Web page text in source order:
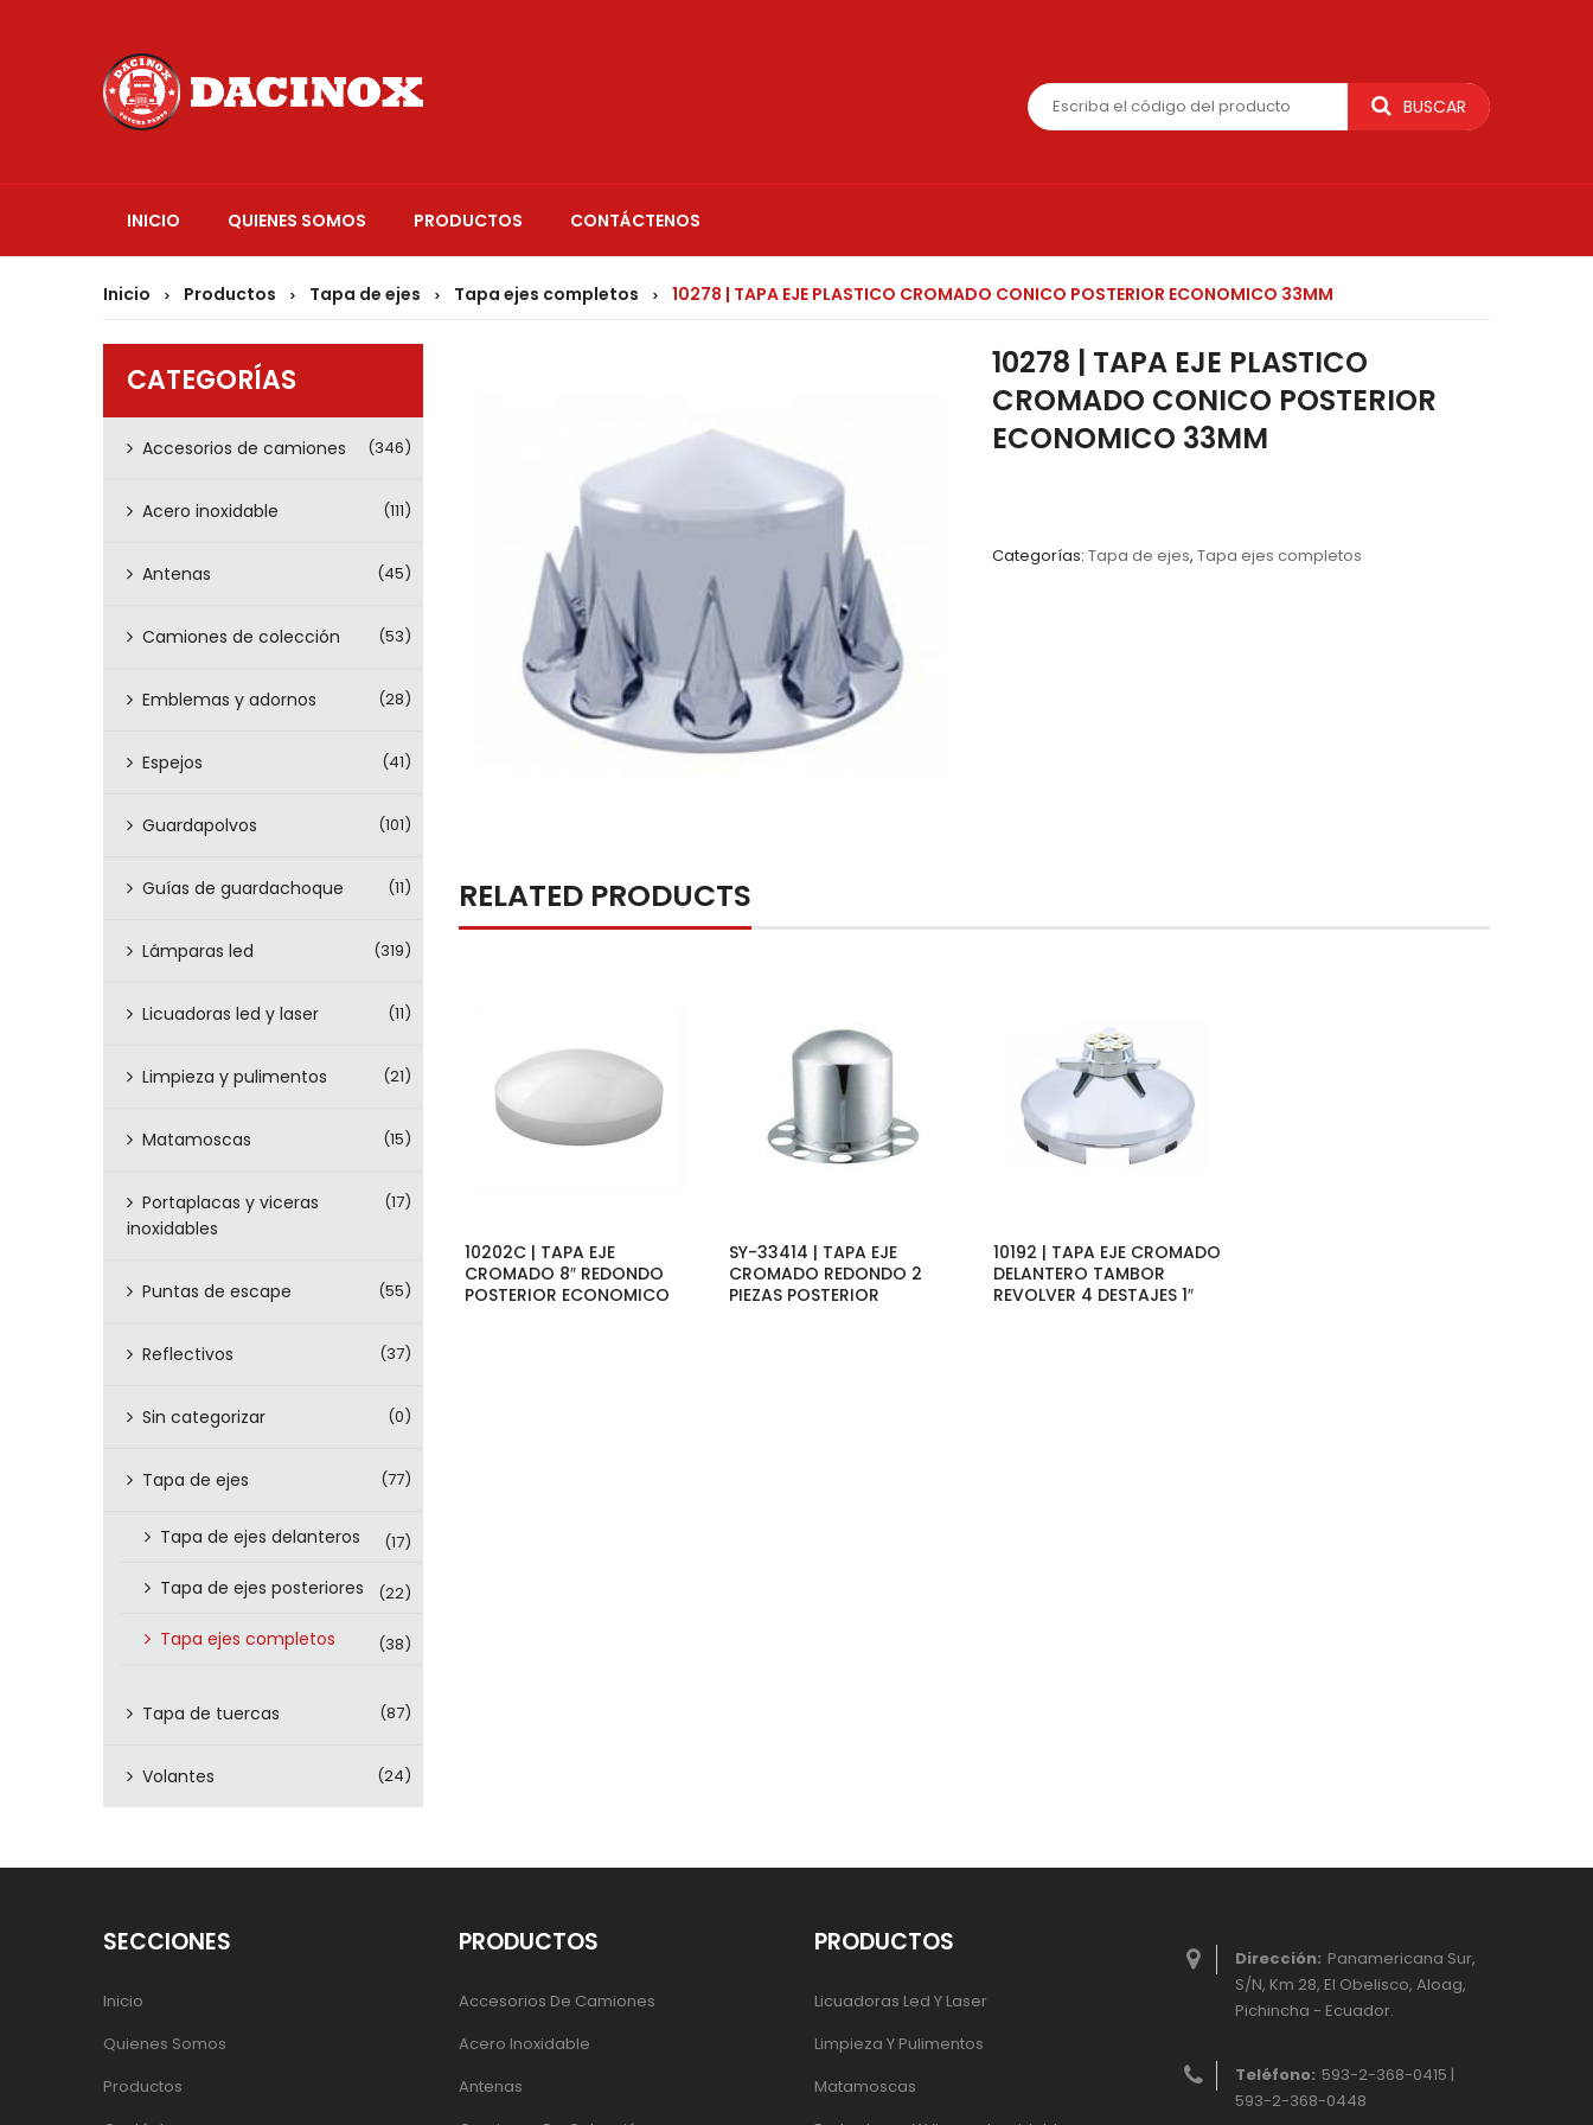
BUSCAR
INICIO QUIENES SOMOS PRODUCTOS CONTÁCTENOS
Inicio > Productos > Tapa de ejes > Tapa ejes completos > 10278 | TAPA EJE PLASTICO CROMADO CONICO POSTERIOR ECONOMICO 33MM
CATEGORÍAS
Accesorios de camiones (346)
Acero inoxidable (111)
Antenas (45)
Camiones de colección (53)
Emblemas y adornos (28)
Espejos (41)
Guardapolvos (101)
Guías de guardachoque (11)
Lámparas led (319)
Licuadoras led y laser (11)
Limpieza y pulimentos (21)
Matamoscas (15)
Portaplacas y viceras
inoxidables
(17)
Puntas de escape (55)
Reflectivos (37)
Sin categorizar (0)
Tapa de ejes (77)
Tapa de ejes delanteros (17)
Tapa de ejes posteriores (22)
Tapa ejes completos (38)
Tapa de tuercas (87)
Volantes (24)
10278 | TAPA EJE PLASTICO
CROMADO CONICO POSTERIOR
ECONOMICO 33MM
Categorías: Tapa de ejes, Tapa ejes completos
RELATED PRODUCTS
10202C | TAPA EJE
CROMADO 8″ REDONDO
POSTERIOR ECONOMICO
SY-33414 | TAPA EJE
CROMADO REDONDO 2
PIEZAS POSTERIOR
10192 | TAPA EJE CROMADO
DELANTERO TAMBOR
REVOLVER 4 DESTAJES 1″
Dirección: Panamericana Sur,
S/N, Km 28, El Obelisco, Aloag,
Pichincha - Ecuador.
Teléfono: 593-2-368-0415 |
593-2-368-0448
SECCIONES
Inicio
Quienes Somos
Productos
PRODUCTOS
Accesorios De Camiones
Acero Inoxidable
Antenas
PRODUCTOS
Licuadoras Led Y Laser
Limpieza Y Pulimentos
Matamoscas